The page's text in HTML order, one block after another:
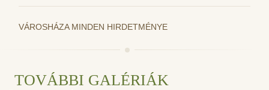
VÁROSHÁZA MINDEN HIRDETMÉNYE
TOVÁBBI GALÉRIÁK